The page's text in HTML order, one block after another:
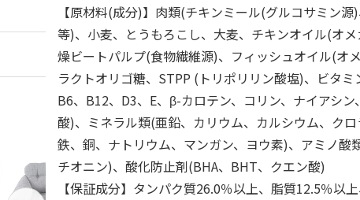
【原材料(成分)】肉類(チキンミール(グルコサミン
等)、小麦、とうもろこし、大麦、チキンオイル(オ
燥ビートパルプ(食物繊維源)、フィッシュオイル(オ
ラクトオリゴ糖、STPP (トリポリリン酸塩)、ビタミ
B6、B12、D3、E、β-カロテン、コリン、ナイアシ
酸)、ミネラル類(亜鉛、カリウム、カルシウム、クロ
鉄、銅、ナトリウム、マンガン、ヨウ素)、アミノ酸
チオニン)、酸化防止剤(BHA、BHT、クエン酸)
【保証成分】タンパク質26.0％以上、脂質12.5％以